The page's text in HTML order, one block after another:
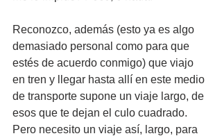
Reconozco, además (esto ya es algo
demasiado personal como para que
estés de acuerdo conmigo) que viajo
en tren y llegar hasta allí en este medio
de transporte supone un viaje largo, de
esos que te dejan el culo cuadrado.
Pero necesito un viaje así, largo, para